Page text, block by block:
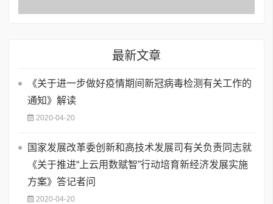
最新文章
《关于进一步做好疫情期间新冠病毒检测有关工作的
通知》解读
2020-04-20
国家发展改革委创新和高技术发展司有关负责同志就
《关于推进“上云用数赋智”行动培育新经济发展实施
方案》答记者问
2020-04-20